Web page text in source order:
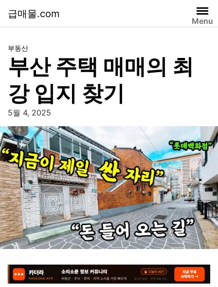
급매물.com
Menu
부동산
부산 주택 매매의 최
강 입지 찾기
5월 4, 2025